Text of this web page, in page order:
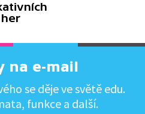
her
na e-mail
se děje ve světě edu.
funkce a další.